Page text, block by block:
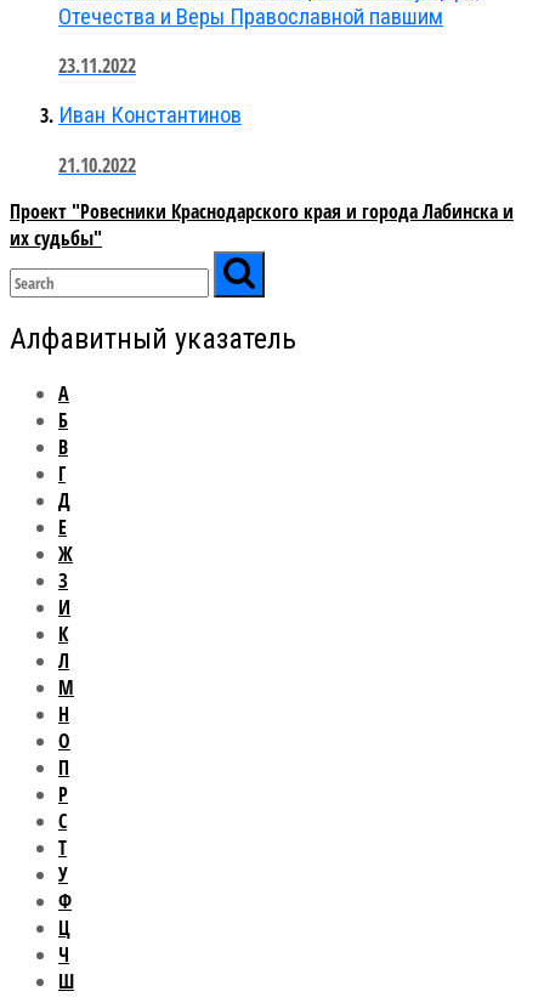
Отечества и Веры Православной павшим
23.11.2022
Иван Константинов
21.10.2022
Проект "Ровесники Краснодарского края и города Лабинска и
их судьбы"
Алфавитный указатель
А
Б
В
Г
Д
Е
Ж
З
И
К
Л
М
Н
О
П
Р
С
Т
У
Ф
Ц
Ч
Ш